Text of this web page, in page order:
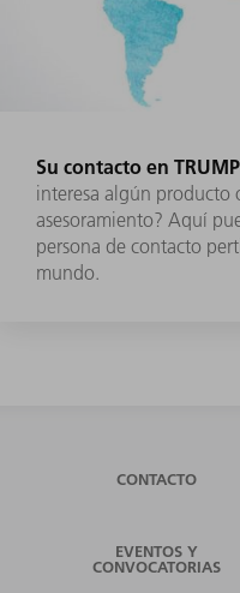
Su contacto en
interesa algún producto
asesoramiento? Aquí
persona de contacto
mundo.
CONTACTO
EVENTOS Y
CONVOCATORIAS